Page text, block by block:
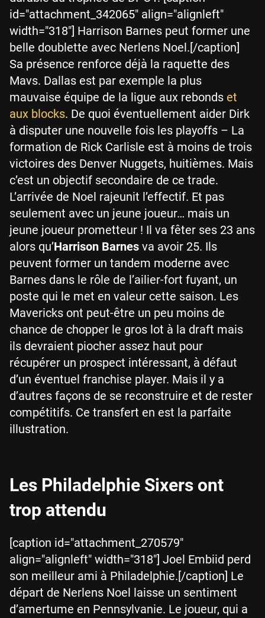
id="attachment_342065" align="alignleft"
width="318"] Harrison Barnes peut former une
belle doublette avec Nerlens Noel.[/caption]
Sa présence renforce déjà la raquette des
Mavs. Dallas est par exemple la plus
mauvaise équipe de la ligue aux rebonds et
aux blocks. De quoi éventuellement aider Dirk
à disputer une nouvelle fois les playoffs – La
formation de Rick Carlisle est à moins de trois
victoires des Denver Nuggets, huitièmes. Mais
c’est un objectif secondaire de ce trade.
L’arrivée de Noel rajeunit l’effectif. Et pas
seulement avec un jeune joueur… mais un
jeune joueur prometteur ! Il va fêter ses 23 ans
alors qu’Harrison Barnes va avoir 25. Ils
peuvent former un tandem moderne avec
Barnes dans le rôle de l’ailier-fort fuyant, un
poste qui le met en valeur cette saison. Les
Mavericks ont peut-être un peu moins de
chance de chopper le gros lot à la draft mais
ils devraient piocher assez haut pour
récupérer un prospect intéressant, à défaut
d’un éventuel franchise player. Mais il y a
d’autres façons de se reconstruire et de rester
compétitifs. Ce transfert en est la parfaite
illustration.
Les Philadelphie Sixers ont
trop attendu
[caption id="attachment_270579"
align="alignleft" width="318"] Joel Embiid perd
son meilleur ami à Philadelphie.[/caption] Le
départ de Nerlens Noel laisse un sentiment
d’amertume en Pennsylvanie. Le joueur, qui a